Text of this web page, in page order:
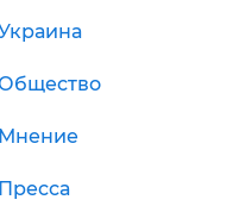
Мнение
Пресса